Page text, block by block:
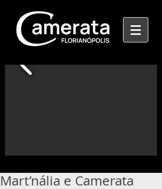
Mart’nália e Camerata